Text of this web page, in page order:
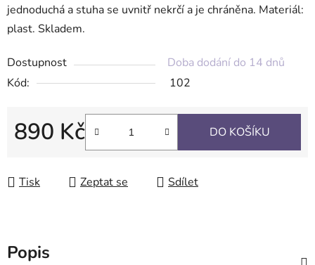
jednoduchá a stuha se uvnitř nekrčí a je chráněna. Materiál:
plast. Skladem.
Dostupnost
Doba dodání do 14 dnů
Kód:
102
890 Kč DO KOŠÍKU
Tisk Zeptat se Sdílet
Popis